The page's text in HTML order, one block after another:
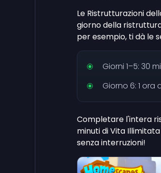
Le Ristrutturazioni
giorno della
per esempio, ti dà le
Giorni 1–5: 30
Giorno 6: 1 ora
Completare l'intera
minuti di Vita
senza interruzioni!